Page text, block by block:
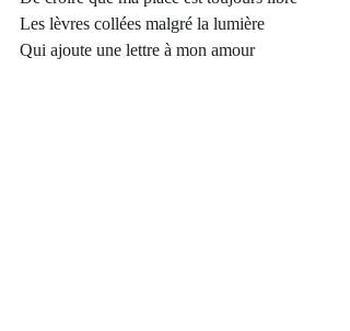
Les lèvres collées malgré la lumière
Qui ajoute une lettre à mon amour